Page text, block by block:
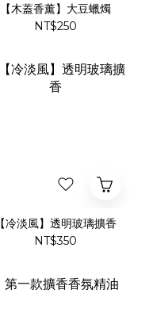
【木蓋香薰】大豆蠟燭
NT$250
【冷淡風】透明玻璃擴香
NT$350